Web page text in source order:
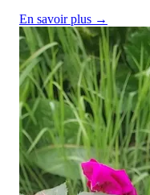
En savoir plus →